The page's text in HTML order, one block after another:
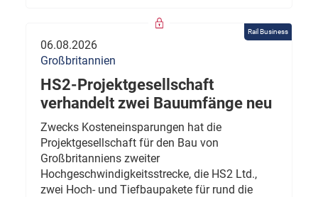
Rail Business
06.08.2026
Großbritannien
HS2-Projektgesellschaft
verhandelt zwei Bauumfänge neu
Zwecks Kosteneinsparungen hat die
Projektgesellschaft für den Bau von
Großbritanniens zweiter
Hochgeschwindigkeitsstrecke, die HS2 Ltd.,
zwei Hoch- und Tiefbaupakete für rund die